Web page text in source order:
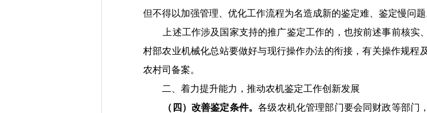
但不得以加强管理、优化工作流程为名造成新的鉴定难、鉴定慢问题
上述工作涉及 国家支持的推广鉴定工作的， 也按前述事前核实
村部农业机械化总站要做好与现行操作办法的衔接 ，有关操作规程
农村司备案。
二、着力提升能力，推动农机鉴定工作创新发展
（四）改善鉴定条件。各级农机化管理部门要会同财政等部门，